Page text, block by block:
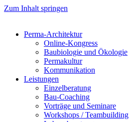
Zum Inhalt springen
Perma-Architektur
Online-Kongress
Baubiologie und Ökologie
Permakultur
Kommunikation
Leistungen
Einzelberatung
Bau-Coaching
Vorträge und Seminare
Workshops / Teambuilding